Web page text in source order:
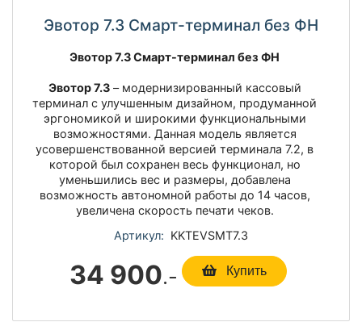
Эвотор 7.3 Смарт-терминал без ФН
Эвотор 7.3 Смарт-терминал без ФН
Эвотор 7.3– модернизированный кассовый
терминал с улучшенным дизайном, продуманной
эргономикой и широкими функциональными
возможностями. Данная модель является
усовершенствованной версией терминала 7.2, в
которой был сохранен весь функционал, но
уменьшились вес и размеры, добавлена
возможность автономной работы до 14 часов,
увеличена скорость печати чеков.
Артикул: KKTEVSMT7.3
34 900.- Купить